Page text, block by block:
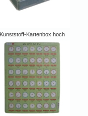
Kunststoff-Kartenbox hoch